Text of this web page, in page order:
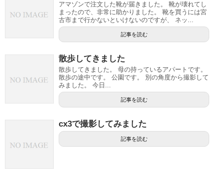
アマゾンで注文した靴が届きました。 靴が壊れてし
まったので、非常に助かりました。 靴を買うには宮
古市まで行かないといけないのですが、 ネッ...
記事を読む
散歩してきました
散歩してきました。 母の持っているアパートです。
散歩の途中です。 公園です。 別の角度から撮影して
みました。 今日...
記事を読む
cx3で撮影してみました
記事を読む